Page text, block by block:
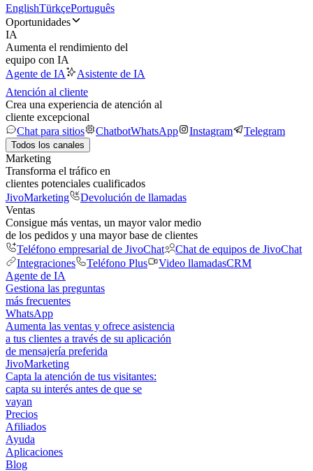
EnglishTürkçePortuguês
Oportunidades
IA
Aumenta el rendimiento del
equipo con IA
Agente de IA
Asistente de IA
Atención al cliente
Crea una experiencia de atención al
cliente excepcional
Chat para sitios
ChatbotWhatsApp Instagram Telegram
Todos los canales
Marketing
Transforma el tráfico en
clientes potenciales cualificados
JivoMarketing
Devolución de llamadas
Ventas
Consigue más ventas, un mayor valor medio
de los pedidos y una mayor base de clientes
Teléfono empresarial de JivoChat
Chat de equipos de JivoChat
Integraciones
Teléfono Plus Video llamadasCRM
Agente de IA
Gestiona las preguntas
más frecuentes
WhatsApp
Aumenta las ventas y ofrece asistencia
a tus clientes a través de su aplicación
de mensajería preferida
JivoMarketing
Capta la atención de tus visitantes:
capta su interés antes de que se
vayan
Precios
Afiliados
Ayuda
Aplicaciones
Blog